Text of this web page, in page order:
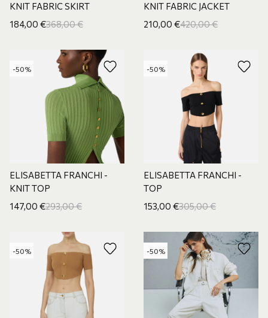
KNIT FABRIC SKIRT
184,00 €368,00€
KNIT FABRIC JACKET
210,00 €420,00€
-50%
ELISABETTA FRANCHI -
KNIT TOP
147,00 €293,00€
-50%
ELISABETTA FRANCHI -
TOP
153,00 €305,00€
-50% -50%